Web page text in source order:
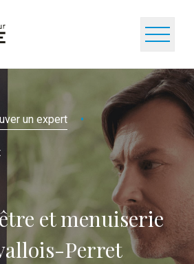
un expert
et menuiserie
Perret